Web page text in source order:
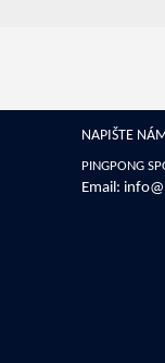
NAPIŠTE
PINGPONG
Email: